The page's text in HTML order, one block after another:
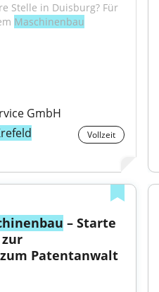
Stelle in Duisburg? Für
Maschinenbau
GmbH
Vollzeit
– Starte
Patentanwalt